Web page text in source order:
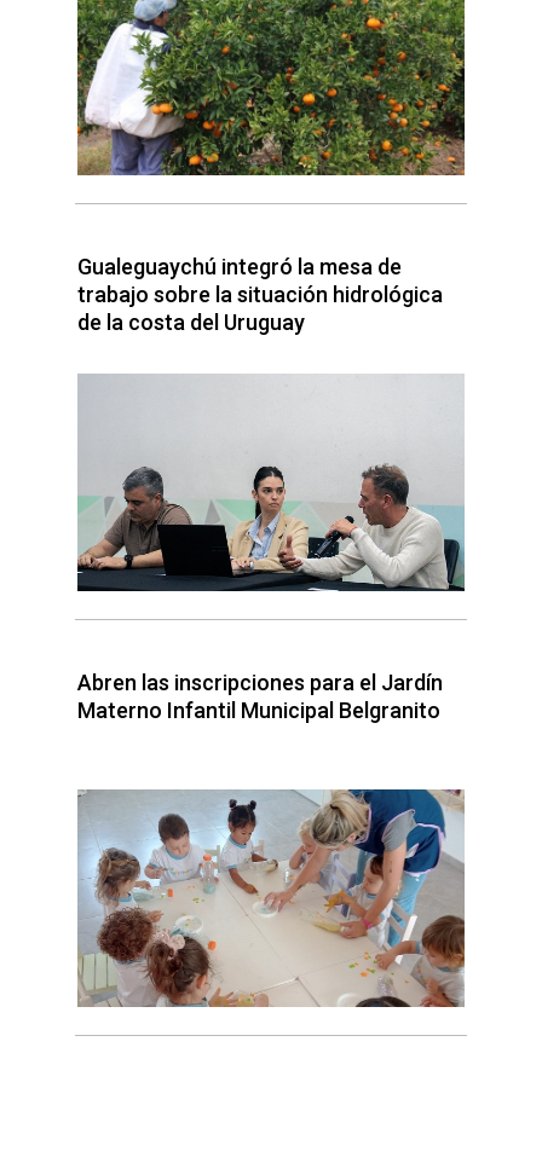
Gualeguaychú integró la mesa de
trabajo sobre la situación hidrológica
de la costa del Uruguay
Abren las inscripciones para el Jardín
Materno Infantil Municipal Belgranito